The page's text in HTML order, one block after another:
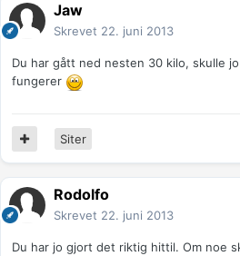
Jaw
Skrevet 22. juni 2013
Du har gått ned nesten 30 kilo, skulle
fungerer
Siter
Rodolfo
Skrevet 22. juni 2013
Du har jo gjort det riktig hittil. Om noe